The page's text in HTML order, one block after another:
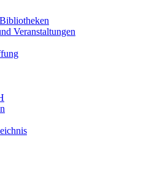
Veranstaltungen